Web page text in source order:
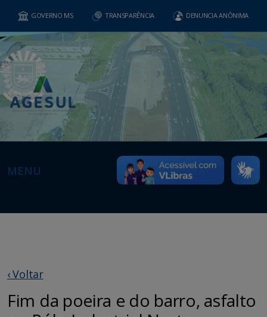
GOVERNO MS TRANSPARÊNCIA DENUNCIA ANÔNIMA
MENU
‹ Voltar
Fim da poeira e do barro, asfalto